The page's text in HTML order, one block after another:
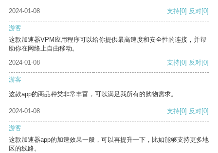
2024-01-08 支持[0] 反对[0]
游客
这款加速器VPM应用程序可以给你提供最高速度和安全性的连接，并帮
助你在网络上自由移动。
2024-01-08
支持[0] 反对[0]
游客
这款app的商品种类非常丰富，可以满足我所有的购物需求。
2024-01-08 支持[0] 反对[0]
游客
这款加速器app的加速效果一般，可以再提升一下，比如能够支持更多地
区的线路。